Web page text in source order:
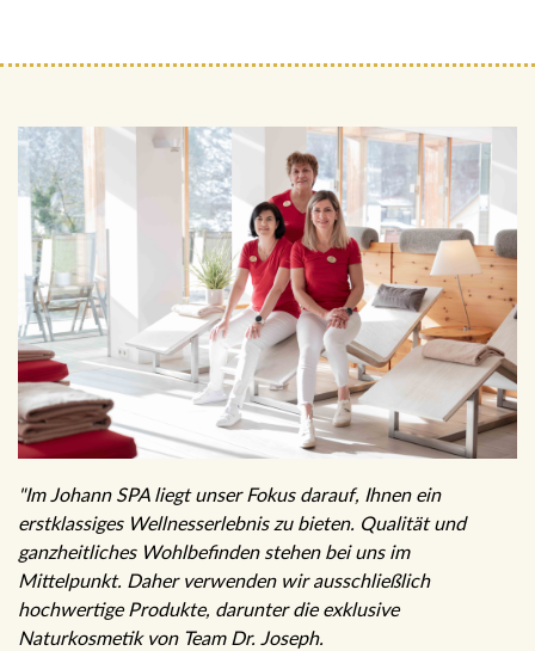
"Im Johann SPA liegt unser Fokus darauf, Ihnen ein
erstklassiges Wellnesserlebnis zu bieten. Qualität und
ganzheitliches Wohlbefinden stehen bei uns im
Mittelpunkt. Daher verwenden wir ausschließlich
hochwertige Produkte, darunter die exklusive
Naturkosmetik von Team Dr. Joseph.